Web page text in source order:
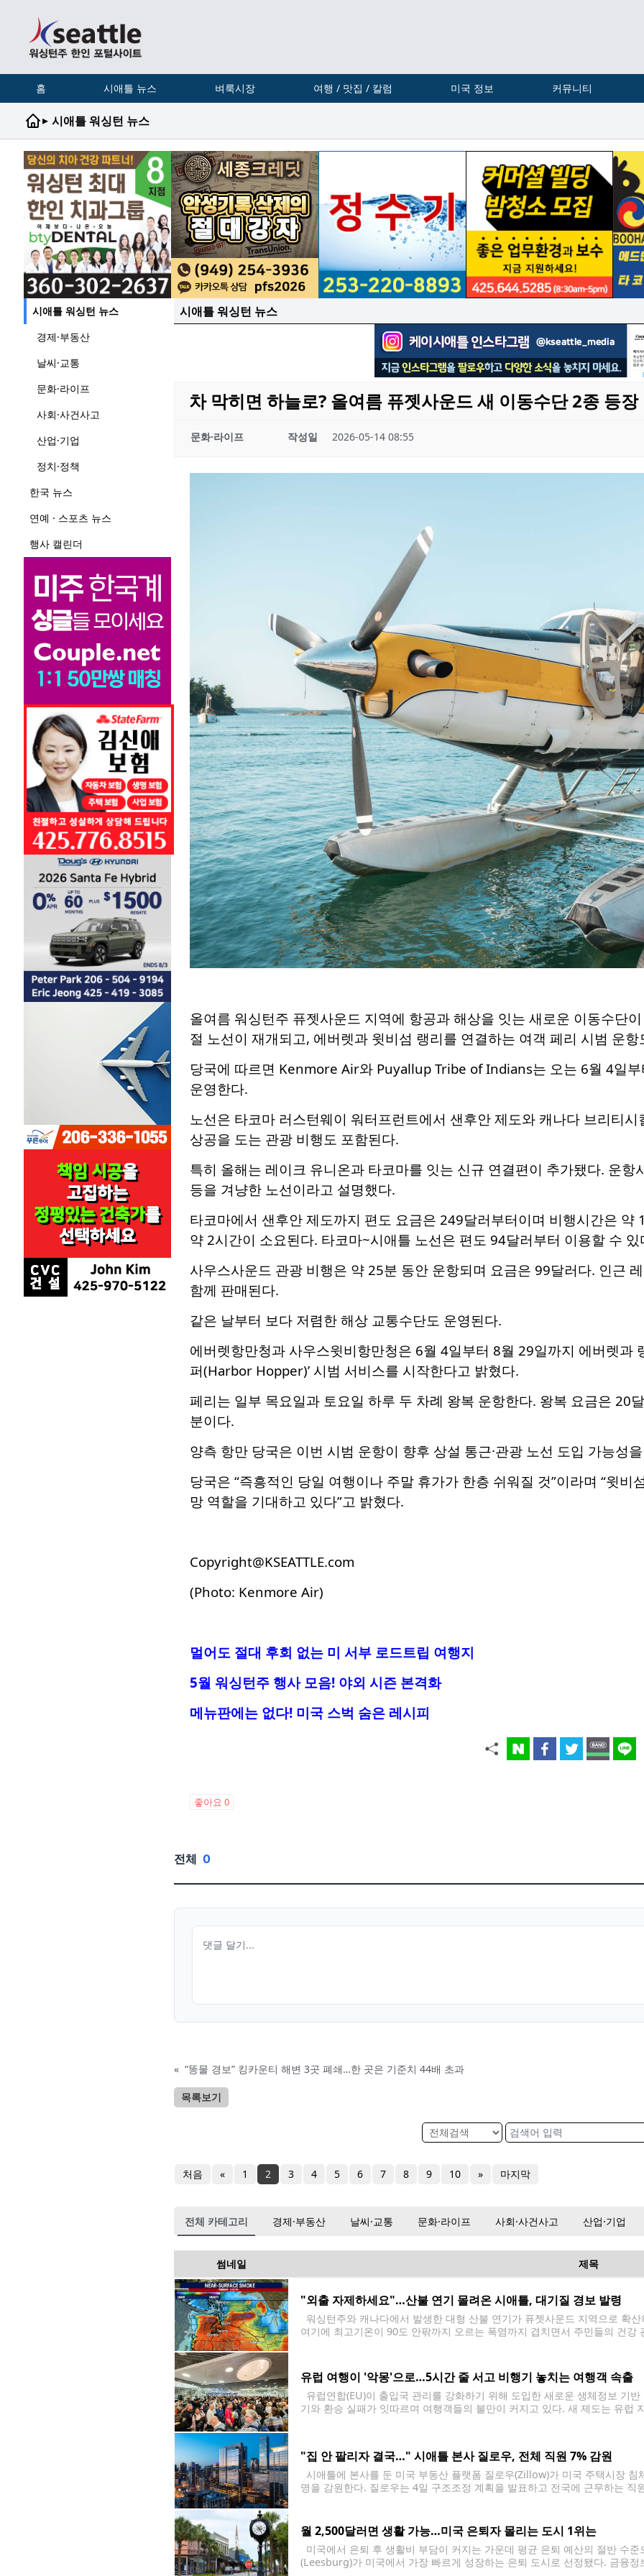
홈 시애틀 뉴스 벼룩시장 여행 / 맛집 / 칼럼 미국 정보 커뮤니티
▸ 시애틀 워싱턴 뉴스
시애틀 워싱턴 뉴스
경제·부동산
날씨·교통
문화·라이프
사회·사건사고
산업·기업
정치·정책
한국 뉴스
연예 · 스포츠 뉴스
행사 캘린더
시애틀 워싱턴 뉴스
차 막히면 하늘로? 올여름 퓨젯사운드 새 이동수단 2종 등장
문화·라이프 작성일 2026-05-14 08:55
올여름 워싱턴주 퓨젯사운드 지역에 항공과 해상을 잇는 새로운 이동수단
절 노선이 재개되고, 에버렛과 윗비섬 랭리를 연결하는 여객 페리 시범 운항
당국에 따르면 Kenmore Air와 Puyallup Tribe of Indians는 오는 6월 4일
운영한다.
노선은 타코마 러스턴웨이 워터프런트에서 샌후안 제도와 캐나다 브리티
상공을 도는 관광 비행도 포함된다.
특히 올해는 레이크 유니온과 타코마를 잇는 신규 연결편이 추가됐다. 운
등을 겨냥한 노선이라고 설명했다.
타코마에서 샌후안 제도까지 편도 요금은 249달러부터이며 비행시간은
약 2시간이 소요된다. 타코마~시애틀 노선은 편도 94달러부터 이용할 수 있
사우스사운드 관광 비행은 약 25분 동안 운항되며 요금은 99달러다. 인근
함께 판매된다.
같은 날부터 보다 저렴한 해상 교통수단도 운영된다.
에버렛항만청과 사우스윗비항만청은 6월 4일부터 8월 29일까지 에버렛과
퍼(Harbor Hopper)’ 시범 서비스를 시작한다고 밝혔다.
페리는 일부 목요일과 토요일 하루 두 차례 왕복 운항한다. 왕복 요금은 20
분이다.
양측 항만 당국은 이번 시범 운항이 향후 상설 통근·관광 노선 도입 가능성
당국은 “즉흥적인 당일 여행이나 주말 휴가가 한층 쉬워질 것”이라며 “윗
망 역할을 기대하고 있다”고 밝혔다.
Copyright@KSEATTLE.com
(Photo: Kenmore Air)
멀어도 절대 후회 없는 미 서부 로드트립 여행지
5월 워싱턴주 행사 모음! 야외 시즌 본격화
메뉴판에는 없다! 미국 스벅 숨은 레시피
좋아요 0
전체 0
« “똥물 경보” 킹카운티 해변 3곳 폐쇄…한 곳은 기준치 44배 초과
목록보기
처음 « 1 2 3 4 5 6 7 8 9 10 » 마지막
전체 카테고리 경제·부동산 날씨·교통 문화·라이프 사회·사건사고 산업·기업
썸네일 제목
"외출 자제하세요"…산불 연기 몰려온 시애틀, 대기질 경보 발령
워싱턴주와 캐나다에서 발생한 대형 산불 연기가 퓨젯사운드 지역으로 확
여기에 최고기온이 90도 안팎까지 오르는 폭염까지 겹치면서 주민들의 건
유럽 여행이 '악몽'으로…5시간 줄 서고 비행기 놓치는 여행객 속출
유럽연합(EU)이 출입국 관리를 강화하기 위해 도입한 새로운 생체정보 기
기와 환승 실패가 잇따르며 여행객들의 불만이 커지고 있다. 새 제도는 유럽
"집 안 팔리자 결국…" 시애틀 본사 질로우, 전체 직원 7% 감원
시애틀에 본사를 둔 미국 부동산 플랫폼 질로우(Zillow)가 미국 주택시장
명을 감원한다. 질로우는 4일 구조조정 계획을 발표하고 전국에 근무하는
월 2,500달러면 생활 가능…미국 은퇴자 몰리는 도시 1위는
미국에서 은퇴 후 생활비 부담이 커지는 가운데 평균 은퇴 예산의 절반 수
(Leesburg)가 미국에서 가장 빠르게 성장하는 은퇴 도시로 선정됐다. 금융